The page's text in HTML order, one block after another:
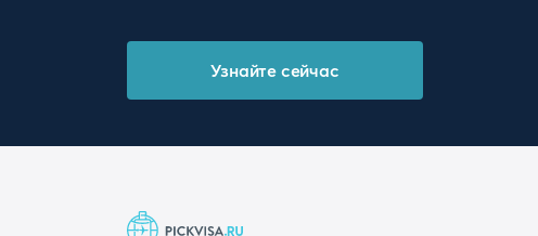
Узнайте сейчас